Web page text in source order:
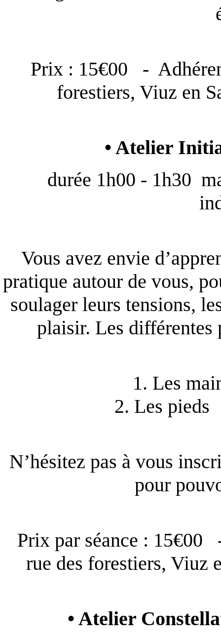
Prix : 15€00 -
forestiers, Viuz en
• Atelier
durée 1h00 - 1h30
Vous avez envie
pratique autour de vous,
soulager leurs tensions,
plaisir. Les différentes
1. Les
2. Les
N’hésitez pas à vous
pour
Prix par séance : 15€00
rue des forestiers, Viuz
• Atelier